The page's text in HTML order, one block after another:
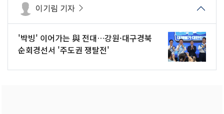
이기림 기자
'박빙' 이어가는 與 전대…강원·대구경북
순회경선서 '주도권 쟁탈전'